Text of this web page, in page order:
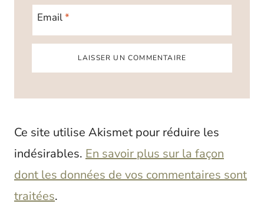
Email*
Ce site utilise Akismet pour réduire les
indésirables. En savoir plus sur la façon
dont les données de vos commentaires sont
traitées.